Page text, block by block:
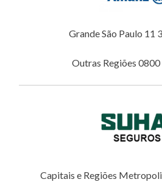
Grande São Paulo 11
Outras Regiões
Capitais e Regiões